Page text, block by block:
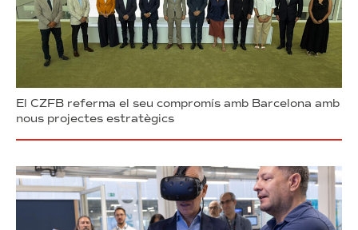
El CZFB referma el seu compromís amb Barcelona amb
nous projectes estratègics